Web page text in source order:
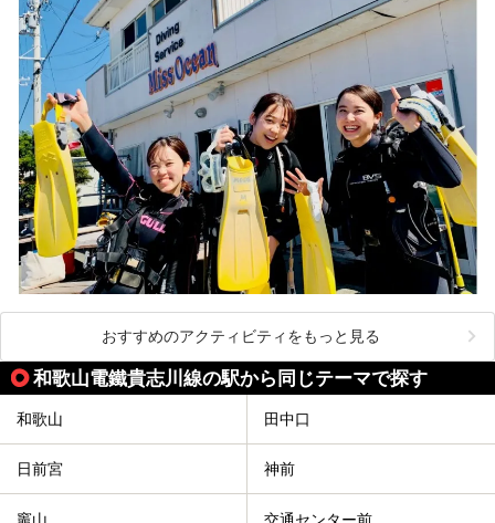
おすすめのアクティビティをもっと見る
和歌山電鐵貴志川線の駅から同じテーマで探す
和歌山 田中口
日前宮 神前